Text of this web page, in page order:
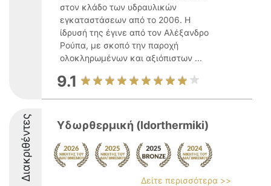
στον κλάδο των υδραυλικών
εγκαταστάσεων από το 2006. Η
ίδρυσή της έγινε από τον Αλέξανδρο
Ρούπα, με σκοπό την παροχή
ολοκληρωμένων και αξιόπιστων ...
9.1
Διακριθέντες Υδωρθερμική (Idorthermiki)
Δείτε περισσότερα >>